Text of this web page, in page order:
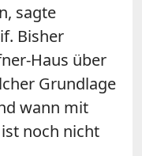
sagte
Bisher
Haus über
Grundlage
wann mit
noch nicht